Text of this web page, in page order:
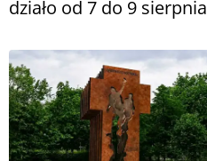
działo od 7 do 9 sierpnia